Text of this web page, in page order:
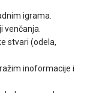
igrama.
venčanja.
stvari (odela,
inoformacije i